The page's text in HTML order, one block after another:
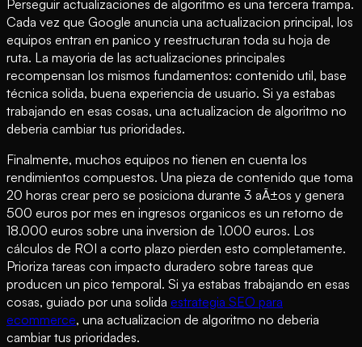
Perseguir actualizaciones de algoritmo es una tercera trampa.
Cada vez que Google anuncia una actualizacion principal, los
equipos entran en panico y reestructuran toda su hoja de
ruta. La mayoria de las actualizaciones principales
recompensan los mismos fundamentos: contenido util, base
técnica solida, buena experiencia de usuario. Si ya estabas
trabajando en esas cosas, una actualizacion de algoritmo no
deberia cambiar tus prioridades.
Finalmente, muchos equipos no tienen en cuenta los
rendimientos compuestos. Una pieza de contenido que toma
20 horas crear pero se posiciona durante 3 aÃ±os y genera
500 euros por mes en ingresos organicos es un retorno de
18.000 euros sobre una inversion de 1.000 euros. Los
cálculos de ROI a corto plazo pierden esto completamente.
Prioriza tareas con impacto duradero sobre tareas que
producen un pico temporal. Si ya estabas trabajando en esas
cosas, guiado por una solida estrategia SEO para
ecommerce, una actualizacion de algoritmo no deberia
cambiar tus prioridades.